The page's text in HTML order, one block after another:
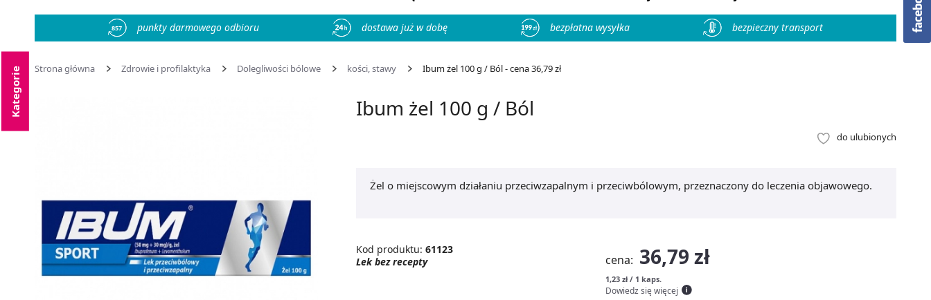
857 punkty darmowego odbioru dostawa już w dobę bezpłatna wysyłka bezpieczny transport
Strona główna Zdrowie i profilaktyka Dolegliwości bólowe kości, stawy Ibum żel 100 g / Ból - cena 36,79 zł
Kategorie Ibum żel 100 g / Ból
do ulubionych
Żel o miejscowym działaniu przeciwzapalnym i przeciwbólowym, przeznaczony do leczenia objawowego.
Kod produktu: 61123
Lek bez recepty
cena: 36,79 zł
1,23 zł / 1 kaps.
Dowiedz się więcej